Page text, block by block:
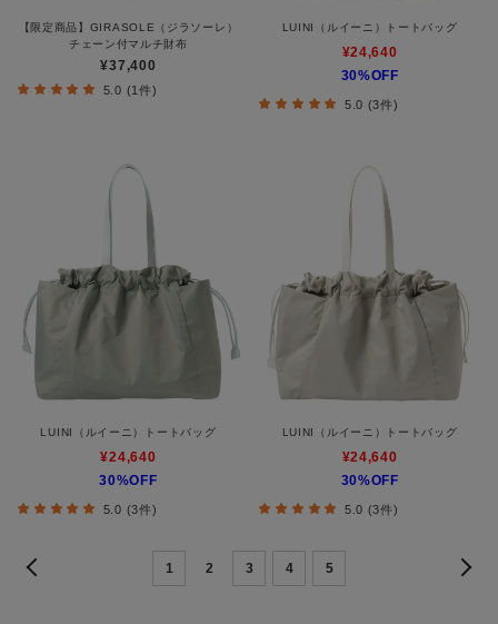
【限定商品】GIRASOLE（ジラソーレ）
チェーン付マルチ財布
¥37,400
5.0 (1件)
LUINI（ルイーニ）トートバッグ
¥24,640
30%OFF
5.0 (3件)
LUINI（ルイーニ）トートバッグ
¥24,640
30%OFF
5.0 (3件)
LUINI（ルイーニ）トートバッグ
¥24,640
30%OFF
5.0 (3件)
1 2 3 4 5